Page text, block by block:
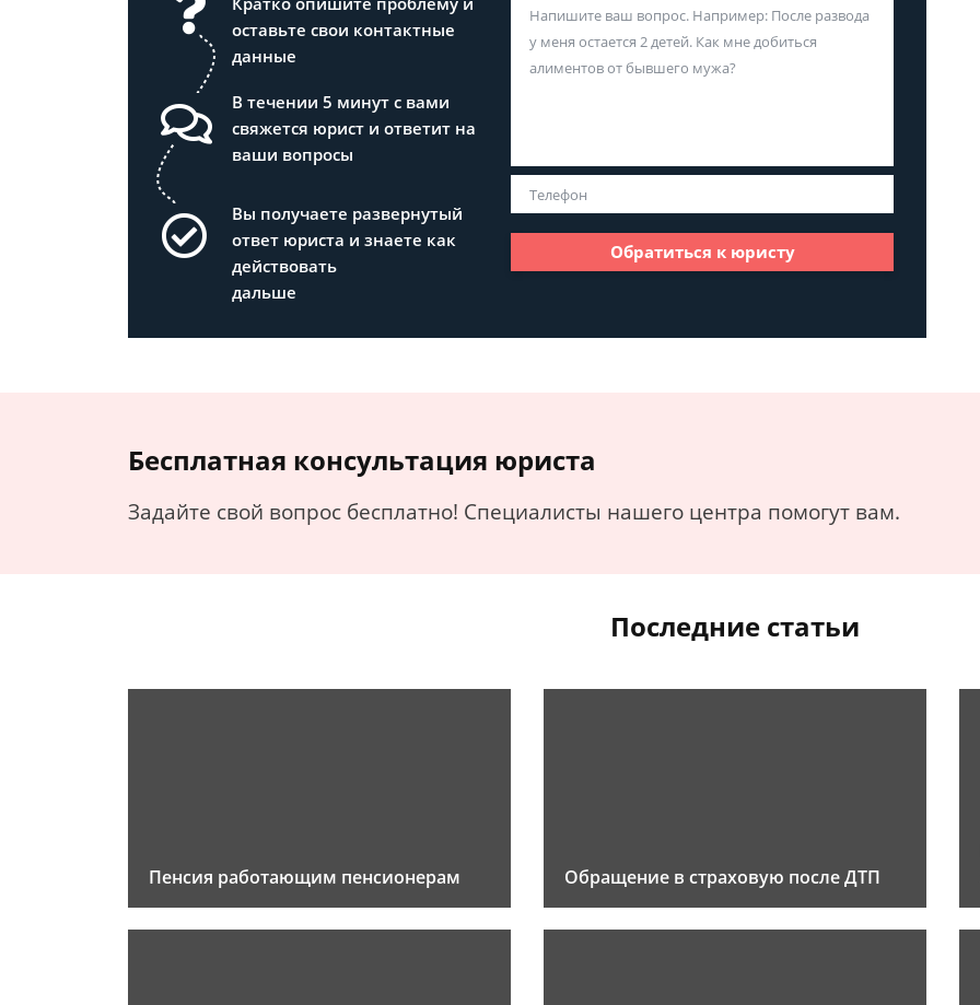
оставьте свои контактные
данные
В течении 5 минут с вами
свяжется юрист и ответит на
ваши вопросы
Вы получаете развернутый
ответ юриста и знаете как
действовать
дальше
Обратиться к юристу
Бесплатная консультация юриста
Задайте свой вопрос бесплатно! Специалисты нашего центра помогут вам.
Последние статьи
Пенсия работающим пенсионерам Обращение в страховую после ДТП